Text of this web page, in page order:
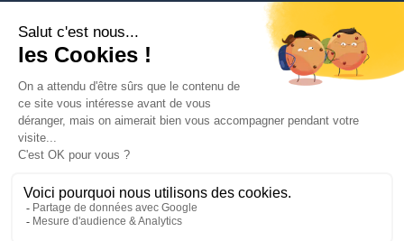
Apprendre la confiance en soi, à l’oral et avec les autres
FAQ A propos de Lili
Contact
Mentions légales
TNE
Paroles de super-éducateurs